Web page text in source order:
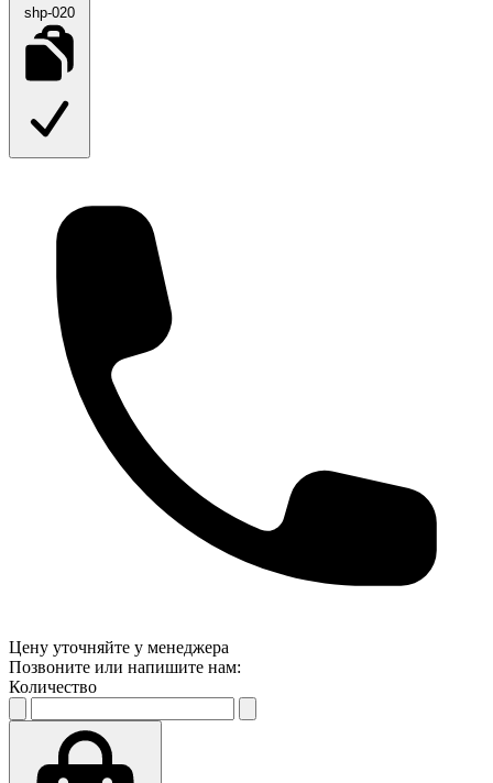
shp-020
Цену уточняйте у менеджера
Позвоните или напишите нам:
Количество